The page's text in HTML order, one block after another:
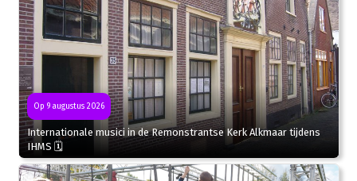
Op 9 augustus 2026
Internationale musici in de Remonstrantse Kerk Alkmaar tijdens
IHMS 🗓